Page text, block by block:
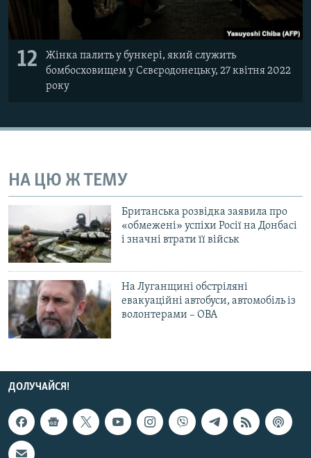
12
Жінка палить у бункері, який служить
бомбосховищем у Сєвєродонецьку, 27 квітня 2022
року
НА ЦЮ Ж ТЕМУ
Британська розвідка заявила про
«обмежені» успіхи Росії на Донбасі
і значні втрати її військ
На Луганщині обстріляні
евакуаційні автобуси, автомобіль із
волонтерами – ОВА
ДОЛУЧАЙСЯ!